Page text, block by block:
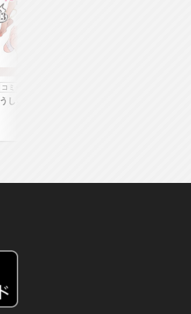
コミック
うしろの正面カムイさん